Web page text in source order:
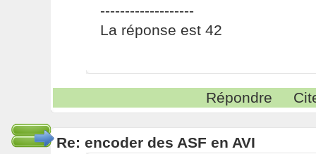
-------------------
La réponse est 42
Répondre
Re: encoder des ASF en AVI